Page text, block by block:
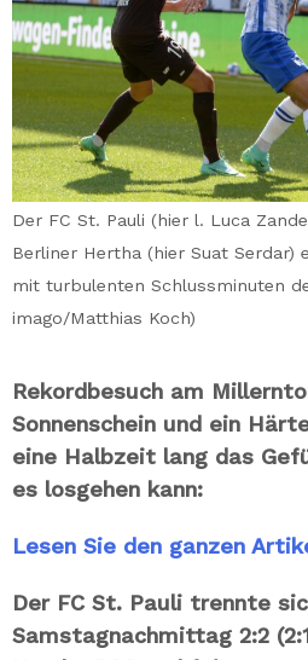
Der FC St. Pauli (hier l. Luca
Berliner Hertha (hier Suat Serdar)
mit turbulenten Schlussminuten
imago/Matthias Koch)
Rekordbesuch am
Sonnenschein und ein
eine Halbzeit lang das
es losgehen kann:
Lesen Sie den ganzen
Der FC St. Pauli trennte
Samstagnachmittag 2:2